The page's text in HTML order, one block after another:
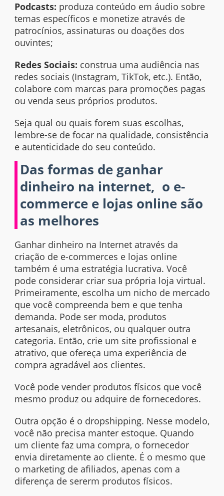
Podcasts: produza conteúdo em áudio sobre
temas específicos e monetize através de
patrocínios, assinaturas ou doações dos
ouvintes;
Redes Sociais: construa uma audiência nas
redes sociais (Instagram, TikTok, etc.). Então,
colabore com marcas para promoções pagas
ou venda seus próprios produtos.
Seja qual ou quais forem suas escolhas,
lembre-se de focar na qualidade, consistência
e autenticidade do seu conteúdo.
Das formas de ganhar
dinheiro na internet, o e-
commerce e lojas online são
as melhores
Ganhar dinheiro na Internet através da
criação de e-commerces e lojas online
também é uma estratégia lucrativa. Você
pode considerar criar sua própria loja virtual.
Primeiramente, escolha um nicho de mercado
que você compreenda bem e que tenha
demanda. Pode ser moda, produtos
artesanais, eletrônicos, ou qualquer outra
categoria. Então, crie um site profissional e
atrativo, que ofereça uma experiência de
compra agradável aos clientes.
Você pode vender produtos físicos que você
mesmo produz ou adquire de fornecedores.
Outra opção é o dropshipping. Nesse modelo,
você não precisa manter estoque. Quando
um cliente faz uma compra, o fornecedor
envia diretamente ao cliente. É o mesmo que
o marketing de afiliados, apenas com a
diferença de sererm produtos físicos.